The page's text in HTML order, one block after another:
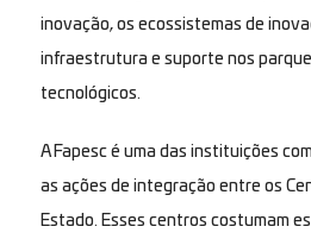
inovação, os ecossistemas de
infraestrutura e suporte nos
tecnológicos.
A Fapesc é uma das instituições
as ações de integração entre os
Estado. Esses centros costumam